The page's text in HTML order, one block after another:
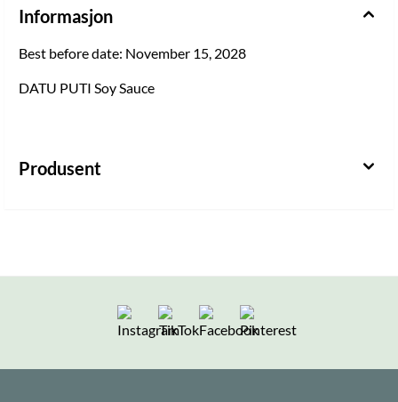
Informasjon
Best before date: November 15, 2028
DATU PUTI Soy Sauce
Produsent
Følg oss på Instagram
Følg oss på TikTok
Følg oss på Facebook